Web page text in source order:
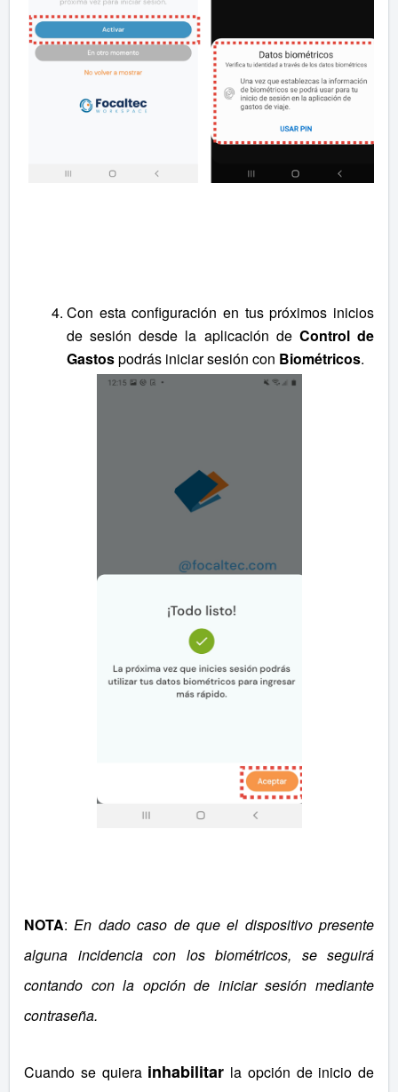
Con esta configuración en tus próximos inicios
de sesión desde la aplicación de Control de
Gastospodrás iniciar sesión con Biométricos.
NOTA:En dado caso de que el dispositivo presente
alguna incidencia con los biométricos, se seguirá
contando con la opción de iniciar sesión mediante
contraseña.
Cuando se quiera inhabilitar la opción de inicio de